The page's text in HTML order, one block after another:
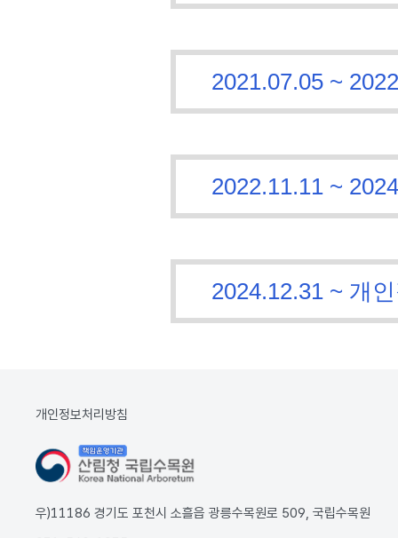
2021.07.05 ~
2022.11.11 ~
2024.12.31 ~ 개
개인정보처리방침
우)11186 경기도 포천시 소흘읍 광릉수목원로 509, 국립수목원